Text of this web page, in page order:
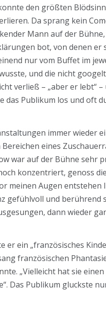
den größten
Da sprang kein
Mann auf der
bot, von denen
nur vom Buffet im
und die nicht
verließ – „aber er lebt“
das Publikum los und oft
immer wieder
Bereichen eines
war auf der Bühne sehr
konzentriert, genoss
meinen Augen
gefühlvoll und berührend
dann wieder
er ein „französisches
französischen
„Vielleicht hat sie
Das Publikum gluckste